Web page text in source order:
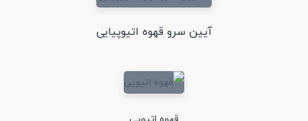
آیین سرو قهوه اتیوپیایی